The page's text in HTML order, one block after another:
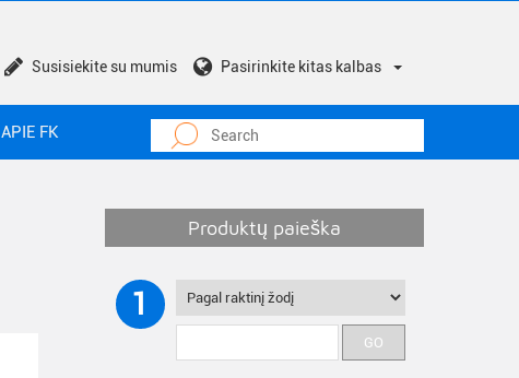
Susisiekite su mumis Pasirinkite kitas kalbas
APIE FK
Produktų paieška
1